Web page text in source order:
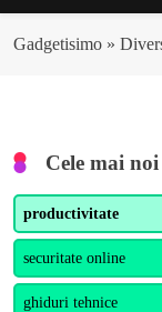
Gadgetisimo »
Cele mai
productivitate
securitate online
ghiduri tehnice